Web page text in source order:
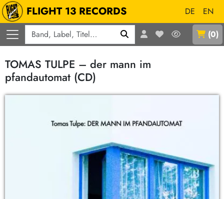
FLIGHT 13 RECORDS DE
EN
(0)
TOMAS TULPE – der mann im
pfandautomat (CD)